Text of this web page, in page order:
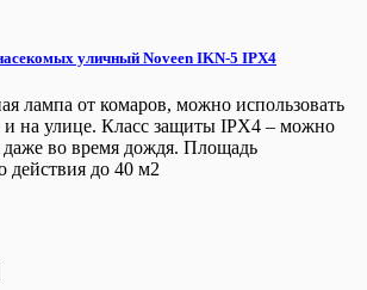
уличный Noveen IKN-5 IPX4
лампа от комаров, можно использовать
на улице. Класс защиты IPX4 – можно
даже во время дождя. Площадь
действия до 40 м2